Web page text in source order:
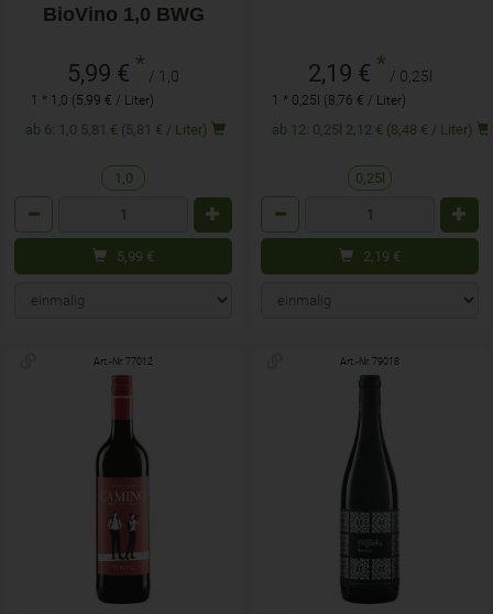
BioVino 1,0 BWG
5,99 € * / 1,0
1 * 1,0 (5,99 € / Liter)
ab 6: 1,0 5,81 € (5,81 € / Liter)
1,0
5,99 €
2,19 € * / 0,25l
1 * 0,25l (8,76 € / Liter)
ab 12: 0,25l 2,12 € (8,48 € / Liter)
0,25l
2,19 €
Art.-Nr. 77012 Art.-Nr. 79018